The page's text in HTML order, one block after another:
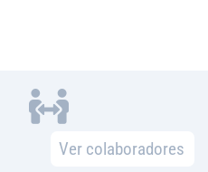
Ver colaboradores